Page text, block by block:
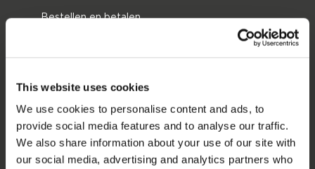
This website uses cookies
We use cookies to personalise content and ads, to
provide social media features and to analyse our traffic.
We also share information about your use of our site with
our social media, advertising and analytics partners who
Bestellen en betalen
Onderdelen
JOBE SPORTS
Over Jobe